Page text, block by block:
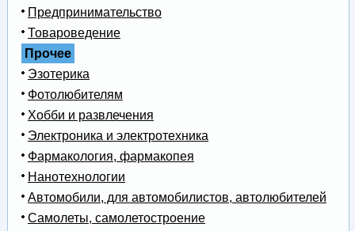
Предпринимательство
Товароведение
Прочее
Эзотерика
Фотолюбителям
Хобби и развлечения
Электроника и электротехника
Фармакология, фармакопея
Нанотехнологии
Автомобили, для автомобилистов, автолюбителей
Самолеты, самолетостроение